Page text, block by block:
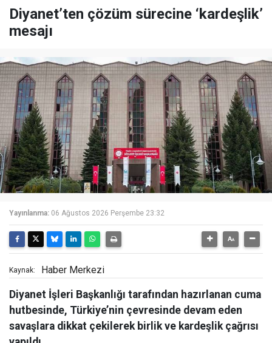
Diyanet’ten çözüm sürecine ‘kardeşlik’
mesajı
Yayınlanma: 06 Ağustos 2026 Perşembe 23:32
Kaynak: Haber Merkezi
Diyanet İşleri Başkanlığı tarafından hazırlanan cuma
hutbesinde, Türkiye’nin çevresinde devam eden
savaşlara dikkat çekilerek birlik ve kardeşlik çağrısı